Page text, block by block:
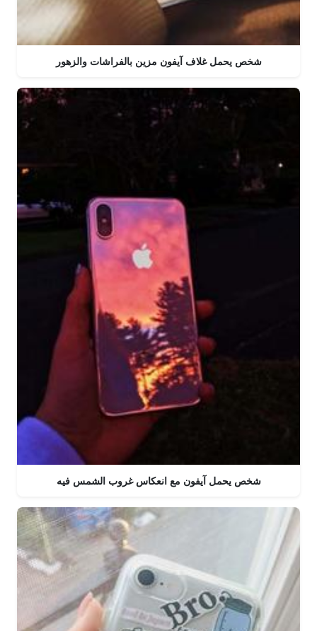
شخص يحمل غلاف آيفون مزين بالفراشات والزهور
شخص يحمل آيفون مع انعكاس غروب الشمس فيه